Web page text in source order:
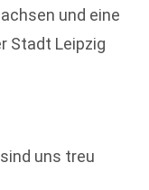
und eine
Stadt Leipzig
uns treu